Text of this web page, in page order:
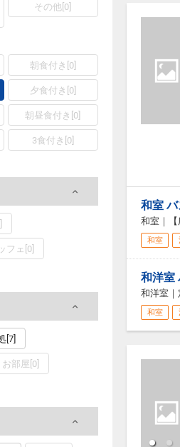
その他[0]
朝食付き[0]
夕食付き[0]
朝昼食付き[0]
3食付き[0]
フェ[0]
[7]
お部屋[0]
和室 バ
和室 ｜
和室
和洋室
和洋室 ｜
和室